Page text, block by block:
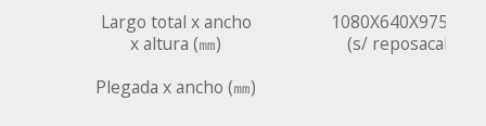
Largo total x ancho
x altura (㎜)
1080X640X975mm
(s/ reposacab.)
Plegada x ancho (㎜)